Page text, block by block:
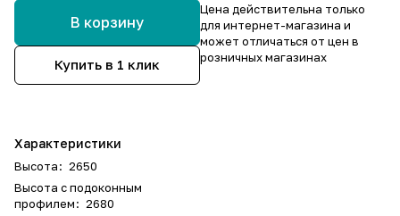
В корзину
Купить в 1 клик
Характеристики
Высота: 2650
Высота с подоконным
профилем: 2680
Цена действительна только
для интернет-магазина и
может отличаться от цен в
розничных магазинах